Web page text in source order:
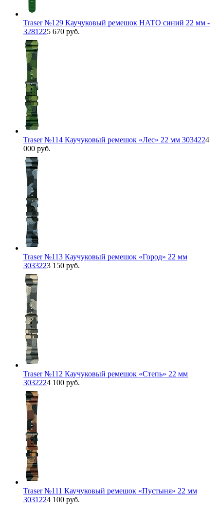
Traser №129 Каучуковый ремешок НАТО синий 22 мм -
3281225 670 руб.
Traser №114 Каучуковый ремешок «Лес» 22 мм 3034224
000 руб.
Traser №113 Каучуковый ремешок «Город» 22 мм
3033223 150 руб.
Traser №112 Каучуковый ремешок «Степь» 22 мм
3032224 100 руб.
Traser №111 Каучуковый ремешок «Пустыня» 22 мм
3031224 100 руб.